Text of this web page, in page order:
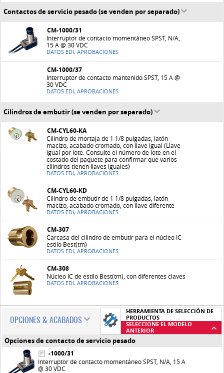
Contactos de servicio pesado (se venden por separado)
CM-1000/31
Interruptor de contacto momentáneo SPST, N/A,
15 A @ 30 VDC
DATOS EDI, APROBACIONES
CM-1000/37
Interruptor de contacto mantenido SPST, 15 A @
30 VDC
DATOS EDI, APROBACIONES
Cilindros de embutir (se venden por separado)
CM-CYL60-KA
Cilindro de mortaja de 1 1/8 pulgadas, latón
macizo, acabado cromado, con llave igual (Llave
igual por lote. Consulte el número de lote en el
costado del paquete para confirmar que varios
cilindros tienen llaves iguales)
DATOS EDI, APROBACIONES
CM-CYL60-KD
Cilindro de embutir de 1 1/8 pulgadas, latón
macizo, acabado cromado, con llave diferente
DATOS EDI, APROBACIONES
CM-307
Carcasa del cilindro de embutir para el núcleo IC
estilo Best(tm)
DATOS EDI, APROBACIONES
CM-308
Núcleo IC de estilo Best(tm), con diferentes claves
DATOS EDI, APROBACIONES
OPCIONES & ACABADOS
HERRAMIENTA DE SELECCIÓN DE
PRODUCTOS
SELECCIONE EL MODELO
ANTERIOR
Opciones de contacto de servicio pesado
-1000/31
Interruptor de contacto momentáneo SPST, N/A, 15 A
@ 30 VDC